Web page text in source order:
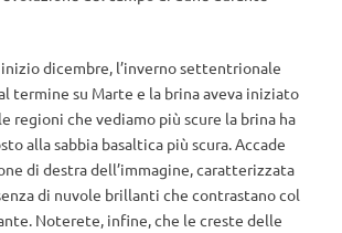
dicembre, l’inverno settentrionale
termine su Marte e la brina aveva iniziato
regioni che vediamo più scure la brina ha
alla sabbia basaltica più scura. Accade
di destra dell’immagine, caratterizzata
di nuvole brillanti che contrastano col
Noterete, infine, che le creste delle